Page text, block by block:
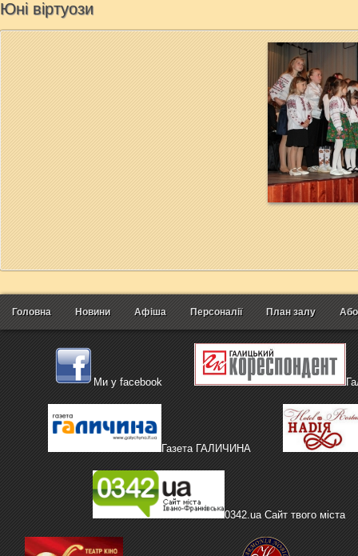
Юні віртуози
Головна Новини Афіша Персоналії План залу
Ми у facebook
Газета ГАЛИЧИНА
0342.ua Сайт твого міста